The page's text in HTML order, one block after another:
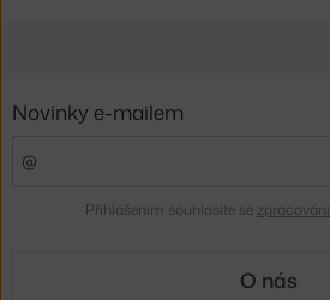
Novinky e-mailem
Přihlášením souhlasíte se
O nás